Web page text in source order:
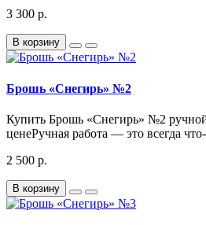
3 300 р.
В корзину
Брошь «Снегирь» №2
Купить Брошь «Снегирь» №2
ценеРучная работа — это всегда
2 500 р.
В корзину